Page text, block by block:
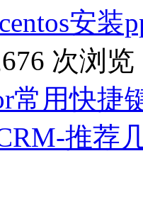
centos安
次浏览
常用快捷
推荐